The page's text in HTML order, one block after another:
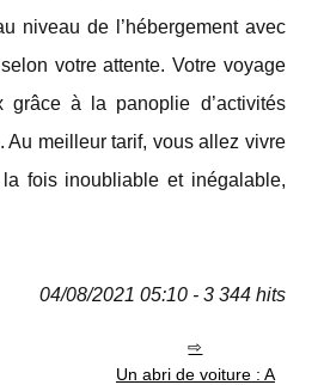
niveau de l’hébergement avec
votre attente. Votre voyage
grâce à la panoplie d’activités
Au meilleur tarif, vous allez vivre
fois inoubliable et inégalable,
04/08/2021 05:10 - 3 344 hits
Un abri de voiture : A